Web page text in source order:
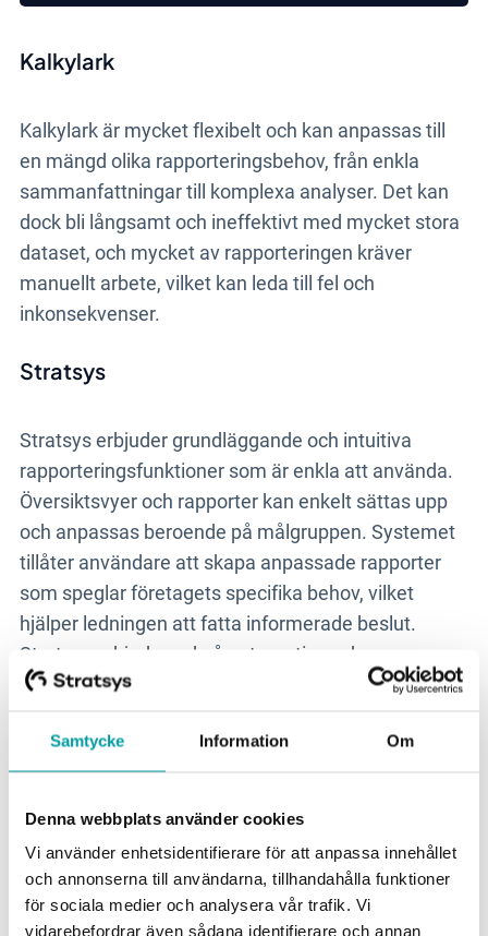
Samtycke Information Om
Denna webbplats använder cookies
Vi använder enhetsidentifierare för att anpassa innehållet
och annonserna till användarna, tillhandahålla funktioner
för sociala medier och analysera vår trafik. Vi
vidarebefordrar även sådana identifierare och annan
Kalkylark
Kalkylark är mycket flexibelt och kan anpassas till
en mängd olika rapporteringsbehov, från enkla
sammanfattningar till komplexa analyser. Det kan
dock bli långsamt och ineffektivt med mycket stora
dataset, och mycket av rapporteringen kräver
manuellt arbete, vilket kan leda till fel och
inkonsekvenser.
Stratsys
Stratsys erbjuder grundläggande och intuitiva
rapporteringsfunktioner som är enkla att använda.
Översiktsvyer och rapporter kan enkelt sättas upp
och anpassas beroende på målgruppen. Systemet
tillåter användare att skapa anpassade rapporter
som speglar företagets specifika behov, vilket
hjälper ledningen att fatta informerade beslut.
Stratsys erbjuder också automatiserade
rapporteringsfunktioner som minskar den tid som
för fel.
Dessa verktyg har ofta omfattande
rapporteringsfunktioner som kan anpassas för att